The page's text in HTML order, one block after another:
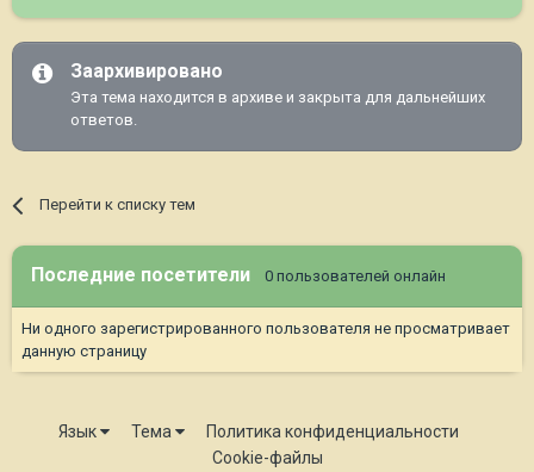
Заархивировано
Эта тема находится в архиве и закрыта для дальнейших
ответов.
Перейти к списку тем
Последние посетители 0 пользователей онлайн
Ни одного зарегистрированного пользователя не просматривает
данную страницу
Язык Тема
Политика конфиденциальности
Cookie-файлы